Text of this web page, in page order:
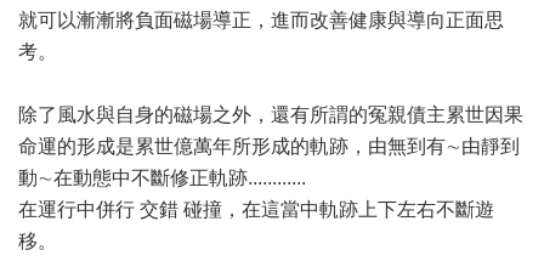
就可以漸漸將負面磁場導正，進而改善健康與導向正面思
考。
除了風水與自身的磁場之外，還有所謂的冤親債主累世因果
命運的形成是累世億萬年所形成的軌跡，由無到有∼由靜到
動∼在動態中不斷修正軌跡............
在運行中併行 交錯 碰撞，在這當中軌跡上下左右不斷遊
移。